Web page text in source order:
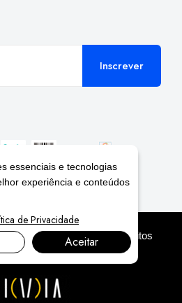
Inscrever
Digital. Todos os Direitos
essenciais e tecnologias
experiência e conteúdos
de Privacidade
Aceitar